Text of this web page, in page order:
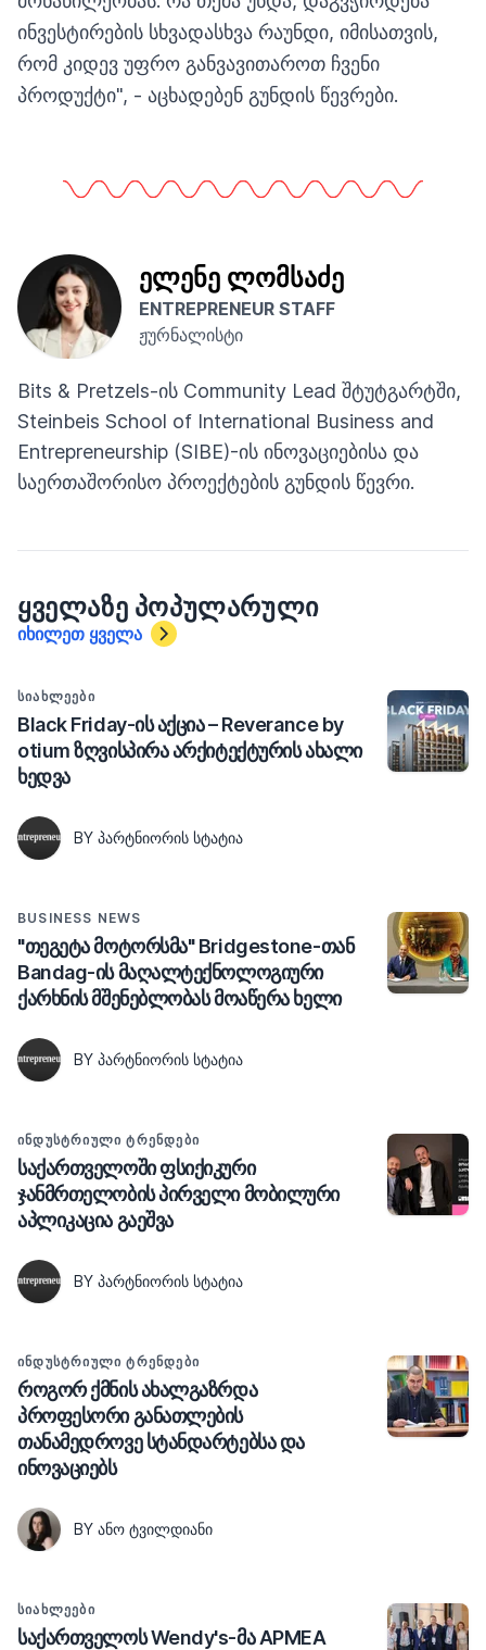
ინვესტირების სხვადასხვა რაუნდი, იმისათვის,
რომ კიდევ უფრო განვავითაროთ ჩვენი
პროდუქტი", - აცხადებენ გუნდის წევრები.
ელენე ლომსაძე
ENTREPRENEUR STAFF
ჟურნალისტი
Bits & Pretzels-ის Community Lead შტუტგარტში,
Steinbeis School of International Business and
Entrepreneurship (SIBE)-ის ინოვაციებისა და
საერთაშორისო პროექტების გუნდის წევრი.
ᲧᲕᲔᲚᲐᲖᲔ ᲞᲝᲞᲣᲚᲐᲠᲣᲚᲘ
იხილეთ ყველა
ᲡᲘᲐᲮᲚᲔᲔᲑᲘ
Black Friday-ის აქცია – Reverance by
otium ზღვისპირა არქიტექტურის ახალი
ხედვა
BY ᲞᲐᲠᲢᲜᲘᲝᲠᲘᲡ ᲡᲢᲐᲢᲘᲐ
BUSINESS NEWS
"თეგეტა მოტორსმა" Bridgestone-თან
Bandag-ის მაღალტექნოლოგიური
ქარხნის მშენებლობას მოაწერა ხელი
BY ᲞᲐᲠᲢᲜᲘᲝᲠᲘᲡ ᲡᲢᲐᲢᲘᲐ
ᲘᲜᲓᲣᲡᲢᲠᲘᲣᲚᲘ ᲢᲠᲔᲜᲓᲔᲑᲘ
საქართველოში ფსიქიკური
ჯანმრთელობის პირველი მობილური
აპლიკაცია გაეშვა
BY ᲞᲐᲠᲢᲜᲘᲝᲠᲘᲡ ᲡᲢᲐᲢᲘᲐ
ᲘᲜᲓᲣᲡᲢᲠᲘᲣᲚᲘ ᲢᲠᲔᲜᲓᲔᲑᲘ
როგორ ქმნის ახალგაზრდა
პროფესორი განათლების
თანამედროვე სტანდარტებსა და
ინოვაციებს
BY ᲐᲜᲝ ᲢᲕᲘᲚᲓᲘᲐᲜᲘ
ᲡᲘᲐᲮᲚᲔᲔᲑᲘ
საქართველოს Wendy's-მა APMEA